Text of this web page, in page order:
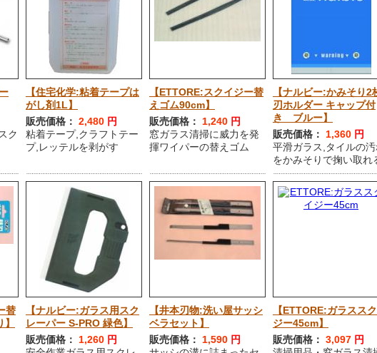
ク
【住宅化学:粘着テープは
がし剤1L】
販売価格： 2,480 円
粘着テープ,クラフトテー
プ,レッテルを剥がす
【ETTORE:スクイジー替
えゴム90cm】
販売価格：
1,240 円
窓ガラス清掃に威力を発
揮ワイパーの替えゴム
【ナルビー:かみそり2
刃ホルダー キャップ付
き ブルー】
販売価格：
1,360 円
平滑ガラス,タイルの
をかみそりで掬い取れ
替
【ナルビー:ガラス用スク
レーパー S-PRO 緑色】
販売価格：
1,260 円
【井本刃物:洗い屋サッシ
ベラセット】
販売価格：
1,590 円
【ETTORE:ガラスス
ジー45cm】
販売価格： 3,097 円